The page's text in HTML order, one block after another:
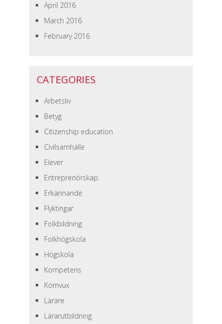
April 2016
March 2016
February 2016
CATEGORIES
Arbetsliv
Betyg
Citizenship education
Civilsamhälle
Elever
Entreprenörskap
Erkännande
Flyktingar
Folkbildning
Folkhögskola
Högskola
Kompetens
Komvux
Lärare
Lärarutbildning